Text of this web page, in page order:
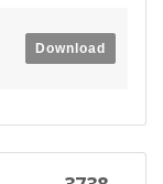
Download